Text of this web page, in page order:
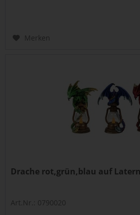
Merken
Drache rot,grün,blau auf
Art.Nr.: 0790020